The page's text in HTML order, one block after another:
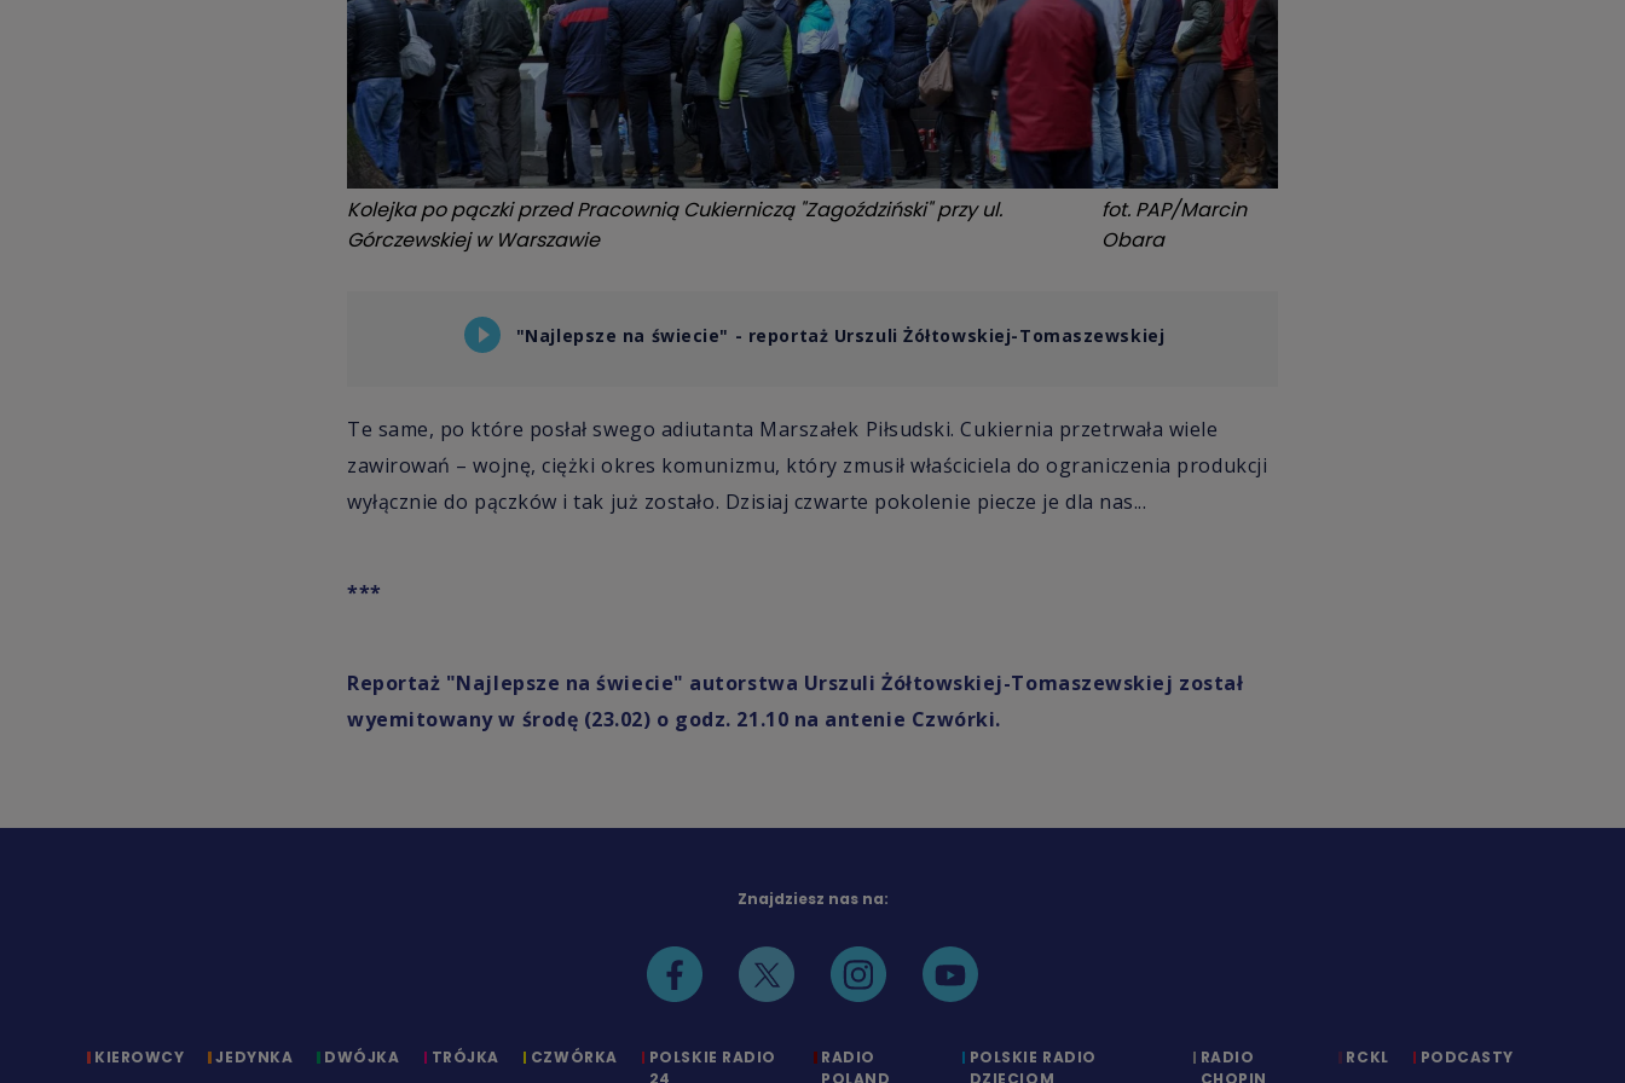
Kolejka po pączki przed Pracownią Cukierniczą "Zagoździński" przy ul.
Górczewskiej w Warszawie
fot. PAP/Marcin
Obara
"Najlepsze na świecie" - reportaż Urszuli Żółtowskiej-Tomaszewskiej
Te same, po które posłał swego adiutanta Marszałek Piłsudski. Cukiernia przetrwała wiele
zawirowań – wojnę, ciężki okres komunizmu, który zmusił właściciela do ograniczenia produkcji
wyłącznie do pączków i tak już zostało. Dzisiaj czwarte pokolenie piecze je dla nas...
***
Reportaż "Najlepsze na świecie" autorstwa Urszuli Żółtowskiej-Tomaszewskiej został
wyemitowany w środę (23.02) o godz. 21.10 na antenie Czwórki.
Znajdziesz nas na:
KIEROWCY JEDYNKA DWÓJKA TRÓJKA CZWÓRKA
POLSKIE RADIO
RADIO
POLSKIE RADIO
RADIO
RCKL PODCASTY